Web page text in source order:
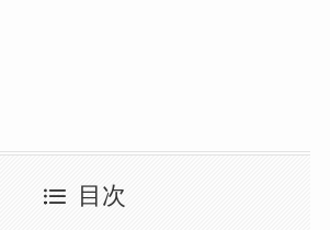
目次